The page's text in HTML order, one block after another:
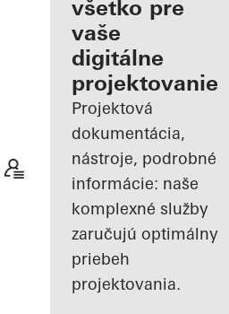
architekta
Spoznajte
"Moje
Pracovisko"
všetko pre
vaše
digitálne
projektovanie
Projektová
dokumentácia,
nástroje, podrobné
informácie: naše
komplexné služby
zaručujú optimálny
priebeh
projektovania.